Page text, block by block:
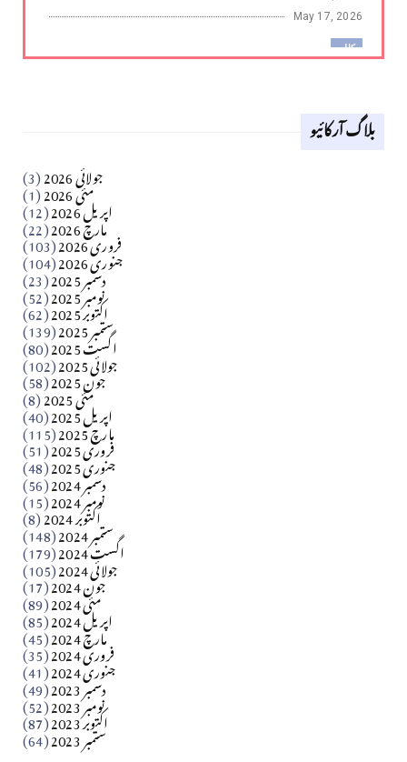
May 17, 2026
کالم
Apr 18, 2026
آزاد کشمیر جیسے احتجاج کی ضرورت ہے؟ از،،، ظہیرالدین
بلاگ آرکائیو
جولائی 2026 (3) مئی 2026 (1) اپریل 2026 (12) مارچ 2026 (22) فروری 2026 (103) جنوری 2026 (104) دسمبر 2025 (23) نومبر 2025 (52) اکتوبر 2025 (62) ستمبر 2025 (139) اگست 2025 (80) جولائی 2025 (102) جون 2025 (58) مئی 2025 (8) اپریل 2025 (40) مارچ 2025 (115) فروری 2025 (51) جنوری 2025 (48) دسمبر 2024 (56) نومبر 2024 (15) اکتوبر 2024 (8) ستمبر 2024 (148) اگست 2024 (179) جولائی 2024 (105) جون 2024 (17) مئی 2024 (89) اپریل 2024 (85) مارچ 2024 (45) فروری 2024 (35) جنوری 2024 (41) دسمبر 2023 (49) نومبر 2023 (52) اکتوبر 2023 (87) ستمبر 2023 (64)